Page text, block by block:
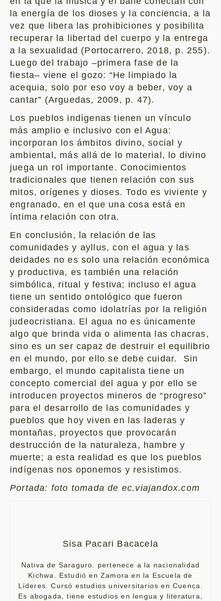
la energía de los dioses y la conciencia, a la
vez que libera las prohibiciones y posibilita
recuperar la libertad del cuerpo y la entrega
a la sexualidad (Portocarrero, 2018, p. 255).
Luego del trabajo –primera fase de la
fiesta– viene el gozo: “He limpiado la
acequia, solo por eso voy a beber, voy a
cantar” (Arguedas, 2009, p. 47).
Los pueblos indígenas tienen un vínculo
más amplio e inclusivo con el Agua:
incorporan los ámbitos divino, social y
ambiental, más allá de lo material, lo divino
juega un rol importante. Conocimientos
tradicionales que tienen relación con sus
mitos, orígenes y dioses. Todo es viviente y
engranado, en el que una cosa está en
íntima relación con otra.
En conclusión, la relación de las
comunidades y ayllus, con el agua y las
deidades no es solo una relación económica
y productiva, es también una relación
simbólica, ritual y festiva; incluso el agua
tiene un sentido ontológico que fueron
consideradas como idolatrías por la religión
judeocristiana. El agua no es únicamente
algo que brinda vida o alimenta las chacras,
sino es un ser capaz de destruir el equilibrio
en el mundo, por ello se debe cuidar. Sin
embargo, el mundo capitalista tiene un
concepto comercial del agua y por ello se
introducen proyectos mineros de “progreso”
para el desarrollo de las comunidades y
pueblos que hoy viven en las laderas y
montañas, proyectos que provocarán
destrucción de la naturaleza, hambre y
muerte; a esta realidad es que los pueblos
indígenas nos oponemos y resistimos.
Portada: foto tomada de ec.viajandox.com
Sisa Pacari Bacacela
Nativa de Saraguro. pertenece a la nacionalidad
Kichwa. Estudió en Zamora en la Escuela de
Líderes. Cursó estudios universitarios en Cuenca.
Es abogada, tiene estudios en lengua y literatura,